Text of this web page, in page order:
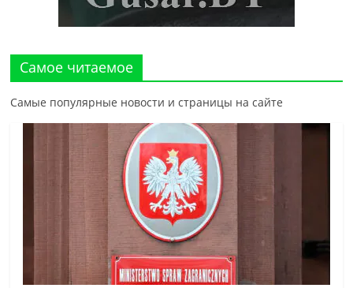
Самое читаемое
Самые популярные новости и страницы на сайте